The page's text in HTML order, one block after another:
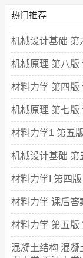
热门推荐
机械设计基础 第
机械原理 第八版
材料力学 第四版
机械原理 第七版
材料力学1 第五
机械设计基础 第
材料力学I 第四
材料力学 课后答
材料力学 第五
混凝土结构 混凝